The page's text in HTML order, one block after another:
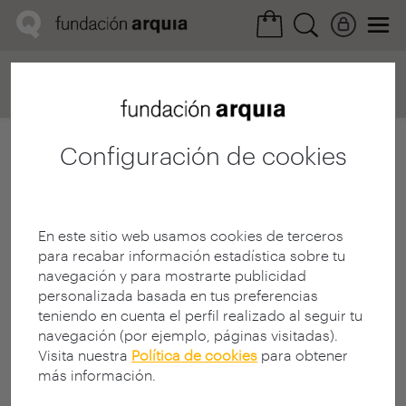
Configuración de cookies
En este sitio web usamos cookies de terceros
para recabar información estadística sobre tu
navegación y para mostrarte publicidad
personalizada basada en tus preferencias
teniendo en cuenta el perfil realizado al seguir tu
navegación (por ejemplo, páginas visitadas).
Visita nuestra Política de cookies para obtener
más información.
Ficha realización